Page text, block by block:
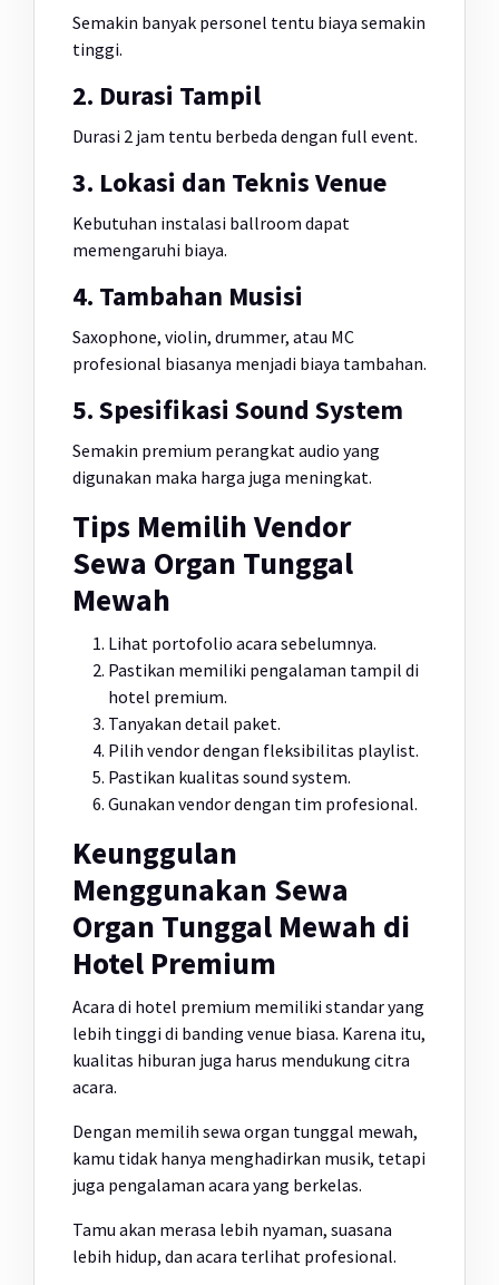
Semakin banyak personel tentu biaya semakin
tinggi.
2. Durasi Tampil
Durasi 2 jam tentu berbeda dengan full event.
3. Lokasi dan Teknis Venue
Kebutuhan instalasi ballroom dapat
memengaruhi biaya.
4. Tambahan Musisi
Saxophone, violin, drummer, atau MC
profesional biasanya menjadi biaya tambahan.
5. Spesifikasi Sound System
Semakin premium perangkat audio yang
digunakan maka harga juga meningkat.
Tips Memilih Vendor
Sewa Organ Tunggal
Mewah
Lihat portofolio acara sebelumnya.
Pastikan memiliki pengalaman tampil di
hotel premium.
Tanyakan detail paket.
Pilih vendor dengan fleksibilitas playlist.
Pastikan kualitas sound system.
Gunakan vendor dengan tim profesional.
Keunggulan
Menggunakan Sewa
Organ Tunggal Mewah di
Hotel Premium
Acara di hotel premium memiliki standar yang
lebih tinggi di banding venue biasa. Karena itu,
kualitas hiburan juga harus mendukung citra
acara.
Dengan memilih sewa organ tunggal mewah,
kamu tidak hanya menghadirkan musik, tetapi
juga pengalaman acara yang berkelas.
Tamu akan merasa lebih nyaman, suasana
lebih hidup, dan acara terlihat profesional.